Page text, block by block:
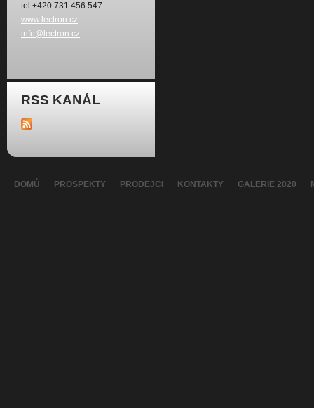
tel.+420 731 456 547
www.lectron.cz
info@lectron.cz
RSS KANÁL
DOMŮ PROSPEKTY PRODEJCI KONTAKTY GALERIE 2020